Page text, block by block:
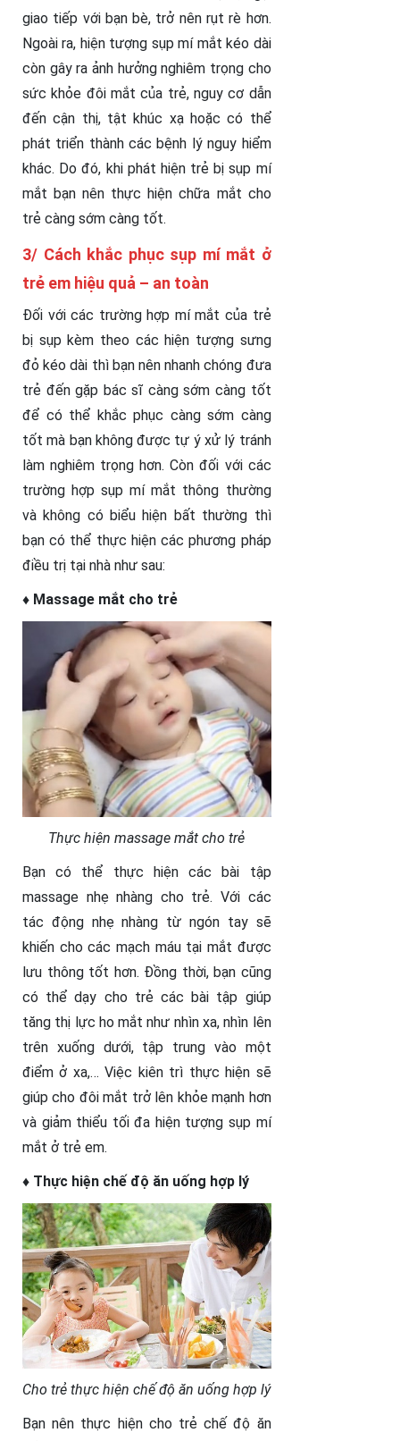
giao tiếp với bạn bè, trở nên rụt rè hơn.
Ngoài ra, hiện tượng sụp mí mắt kéo dài
còn gây ra ảnh hưởng nghiêm trọng cho
sức khỏe đôi mắt của trẻ, nguy cơ dẫn
đến cận thị, tật khúc xạ hoặc có thể
phát triển thành các bệnh lý nguy hiểm
khác. Do đó, khi phát hiện trẻ bị sụp mí
mắt bạn nên thực hiện chữa mắt cho
trẻ càng sớm càng tốt.
3/ Cách khắc phục sụp mí mắt ở
trẻ em hiệu quả – an toàn
Đối với các trường hợp mí mắt của trẻ
bị sụp kèm theo các hiện tượng sưng
đỏ kéo dài thì bạn nên nhanh chóng đưa
trẻ đến gặp bác sĩ càng sớm càng tốt
để có thể khắc phục càng sớm càng
tốt mà bạn không được tự ý xử lý tránh
làm nghiêm trọng hơn. Còn đối với các
trường hợp sụp mí mắt thông thường
và không có biểu hiện bất thường thì
bạn có thể thực hiện các phương pháp
điều trị tại nhà như sau:
♦ Massage mắt cho trẻ
Thực hiện massage mắt cho trẻ
Bạn có thể thực hiện các bài tập
massage nhẹ nhàng cho trẻ. Với các
tác động nhẹ nhàng từ ngón tay sẽ
khiến cho các mạch máu tại mắt được
lưu thông tốt hơn. Đồng thời, bạn cũng
có thể dạy cho trẻ các bài tập giúp
tăng thị lực ho mắt như nhìn xa, nhìn lên
trên xuống dưới, tập trung vào một
điểm ở xa,… Việc kiên trì thực hiện sẽ
giúp cho đôi mắt trở lên khỏe mạnh hơn
và giảm thiểu tối đa hiện tượng sụp mí
mắt ở trẻ em.
♦ Thực hiện chế độ ăn uống hợp lý
Cho trẻ thực hiện chế độ ăn uống hợp lý
Bạn nên thực hiện cho trẻ chế độ ăn